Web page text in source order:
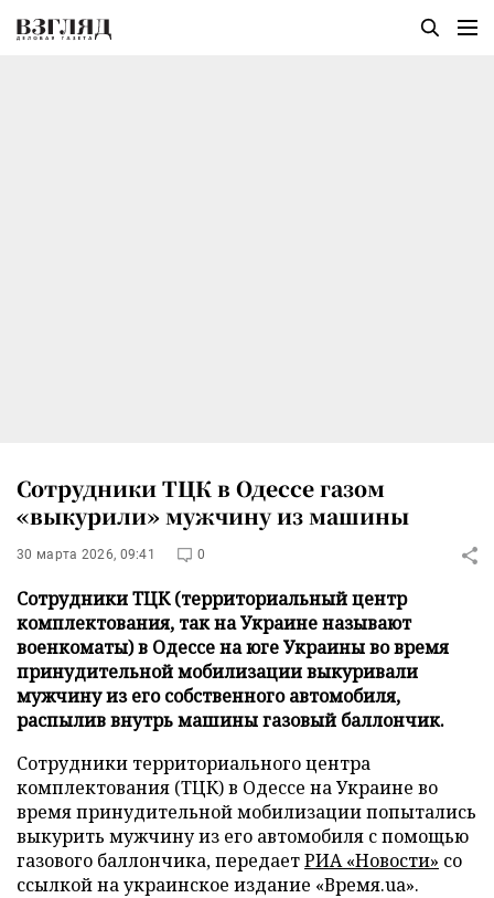
Сотрудники ТЦК в Одессе газом
«выкурили» мужчину из машины
30 марта 2026, 09:41 0
Сотрудники ТЦК (территориальный центр
комплектования, так на Украине называют
военкоматы) в Одессе на юге Украины во время
принудительной мобилизации выкуривали
мужчину из его собственного автомобиля,
распылив внутрь машины газовый баллончик.
Сотрудники территориального центра
комплектования (ТЦК) в Одессе на Украине во
время принудительной мобилизации попытались
выкурить мужчину из его автомобиля с помощью
газового баллончика, передаетРИА «Новости» со
ссылкой на украинское издание «Время.ua».